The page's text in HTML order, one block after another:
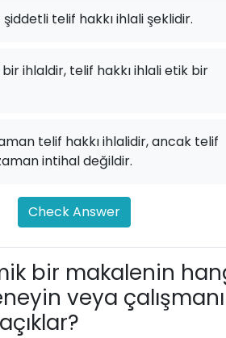
telif hakkı ihlali şeklidir.
ihlaldir, telif hakkı ihlali etik bir
telif hakkı ihlalidir, ancak telif
intihal değildir.
Check Answer
bir makalenin
veya